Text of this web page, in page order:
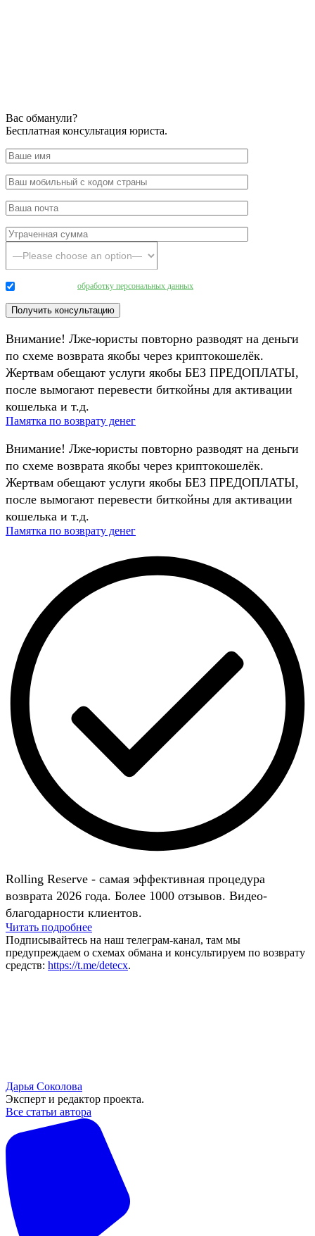
Вас обманули?
Бесплатная консультация юриста.
обработку персональных данных
Внимание! Лже-юристы повторно разводят на деньги
по схеме возврата якобы через криптокошелёк.
Жертвам обещают услуги якобы БЕЗ ПРЕДОПЛАТЫ,
после вымогают перевести биткойны для активации
кошелька и т.д.
Памятка по возврату денег
Внимание! Лже-юристы повторно разводят на деньги
по схеме возврата якобы через криптокошелёк.
Жертвам обещают услуги якобы БЕЗ ПРЕДОПЛАТЫ,
после вымогают перевести биткойны для активации
кошелька и т.д.
Памятка по возврату денег
Rolling Reserve - самая эффективная процедура
возврата 2026 года. Более 1000 отзывов. Видео-
благодарности клиентов.
Читать подробнее
Подписывайтесь на наш телеграм-канал, там мы
предупреждаем о схемах обмана и консультируем по возврату
средств: https://t.me/detecx.
Дарья Соколова
Эксперт и редактор проекта.
Все статьи автора